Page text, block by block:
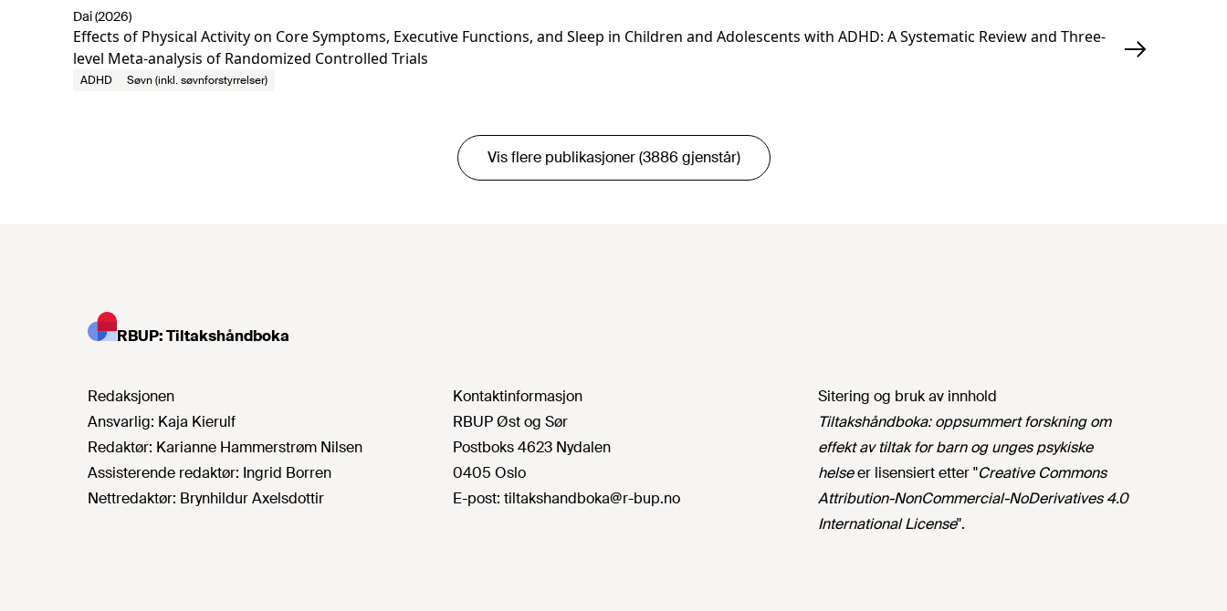
Effects of Physical Activity on Core Symptoms, Executive Functions, and Sleep in Children and Adolescents with ADHD: A Systematic Review and Three-
level Meta-analysis of Randomized Controlled Trials
Dai (2026)
ADHD Søvn (inkl. søvnforstyrrelser)
Vis flere publikasjoner (3886 gjenstår)
RBUP: Tiltakshåndboka
Redaksjonen
Ansvarlig: Kaja Kierulf
Redaktør: Karianne Hammerstrøm Nilsen
Assisterende redaktør: Ingrid Borren
Nettredaktør: Brynhildur Axelsdottir
Kontaktinformasjon
RBUP Øst og Sør
Postboks 4623 Nydalen
0405 Oslo
E-post: tiltakshandboka@r-bup.no
Sitering og bruk av innhold
Tiltakshåndboka: oppsummert forskning om
effekt av tiltak for barn og unges psykiske
helseer lisensiert etter "Creative Commons
Attribution-NonCommercial-NoDerivatives 4.0
International License".